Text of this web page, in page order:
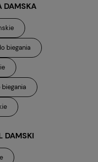
DAMSKA
biegania
DAMSKI